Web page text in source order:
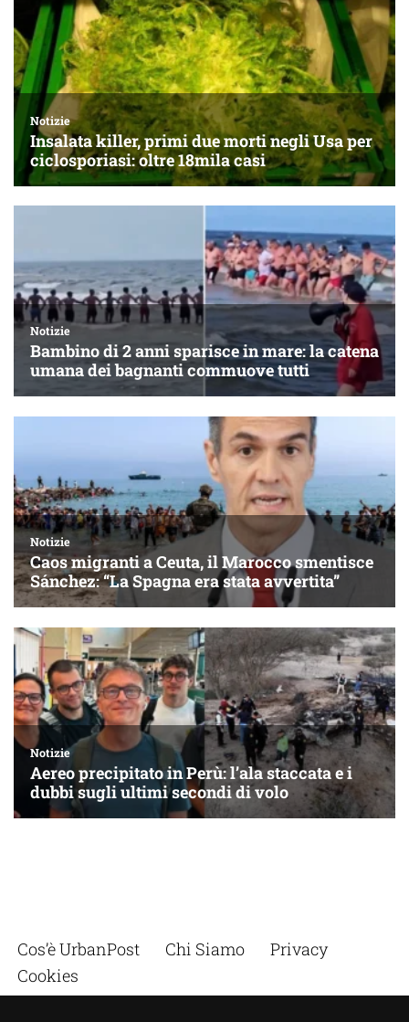
Cos’è UrbanPost Chi Siamo
Privacy
Cookies